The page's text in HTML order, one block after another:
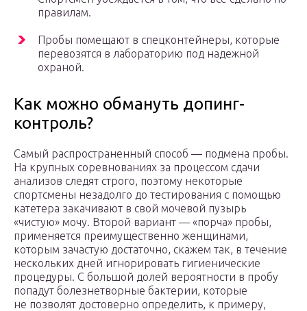
правилам.
Пробы помещают в спецконтейнеры, которые
перевозятся в лабораторию под надежной
охраной.
Как можно обмануть допинг-
контроль?
Самый распространенный способ — подмена пробы.
На крупных соревнованиях за процессом сдачи
анализов следят строго, поэтому некоторые
спортсмены незадолго до тестирования с помощью
катетера закачивают в свой мочевой пузырь
«чистую» мочу. Второй вариант — «порча» пробы,
применяется преимущественно женщинами,
которым зачастую достаточно, скажем так, в течение
нескольких дней игнорировать гигиенические
процедуры. С большой долей вероятности в пробу
попадут болезнетворные бактерии, которые
не позволят достоверно определить, к примеру,